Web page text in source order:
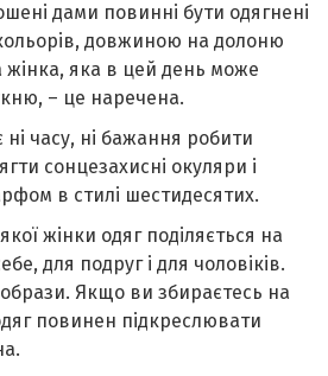
дами повинні бути одягнені
довжиною на долоню
жінка, яка в цей день може
– це наречена.
часу, ні бажання робити
сонцезахисні окуляри і
в стилі шестидесятих.
жінки одяг поділяється на
для подруг і для чoловіків.
Якщо ви збираєтесь на
повинен підкреслювати